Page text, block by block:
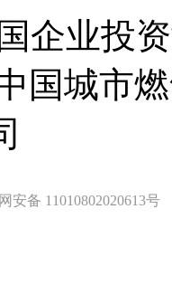
企业投
国城市
安备 11010802020613号